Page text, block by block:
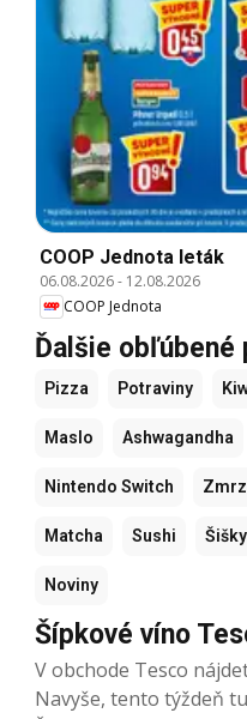
COOP Jednota leták
06.08.2026- 12.08.2026
COOP Jednota
Ďalšie obľúbené
Pizza Potraviny
Maslo Ashwagandha
Nintendo Switch
Matcha Sushi Šišky
Noviny
Šípkové víno
V obchode Tesco
Navyše, tento týždeň